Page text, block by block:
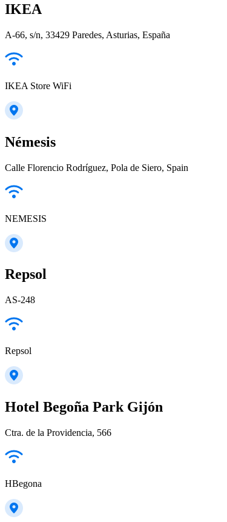
IKEA
A-66, s/n, 33429 Paredes, Asturias, España
IKEA Store WiFi
Némesis
Calle Florencio Rodríguez, Pola de Siero, Spain
NEMESIS
Repsol
AS-248
Repsol
Hotel Begoña Park Gijón
Ctra. de la Providencia, 566
HBegona